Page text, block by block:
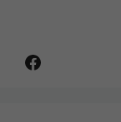
Facebook